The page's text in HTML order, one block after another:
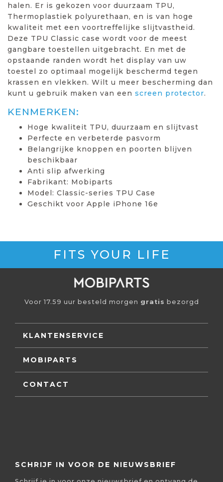
halen. Er is gekozen voor duurzaam TPU,
Thermoplastiek polyurethaan, en is van hoge
kwaliteit met een voortreffelijke slijtvastheid.
Deze TPU Classic case wordt voor de meest
gangbare toestellen uitgebracht. En met de
opstaande randen wordt het display van uw
toestel zo optimaal mogelijk beschermd tegen
krassen en vlekken. Wilt u meer bescherming dan
kunt u gebruik maken van een screen protector.
KENMERKEN:
Hoge kwaliteit TPU, duurzaam en slijtvast
Perfecte en verbeterde pasvorm
Belangrijke knoppen en poorten blijven
beschikbaar
Anti slip afwerking
Fabrikant: Mobiparts
Model: Classic-series TPU Case
Geschikt voor Apple iPhone 16e
FITS YOUR LIFE
Voor 17.59 uur besteld morgen gratis bezorgd
KLANTENSERVICE
MOBIPARTS
CONTACT
SCHRIJF IN VOOR DE NIEUWSBRIEF